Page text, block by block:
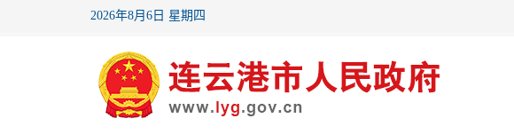
2026年8月6日 星期四